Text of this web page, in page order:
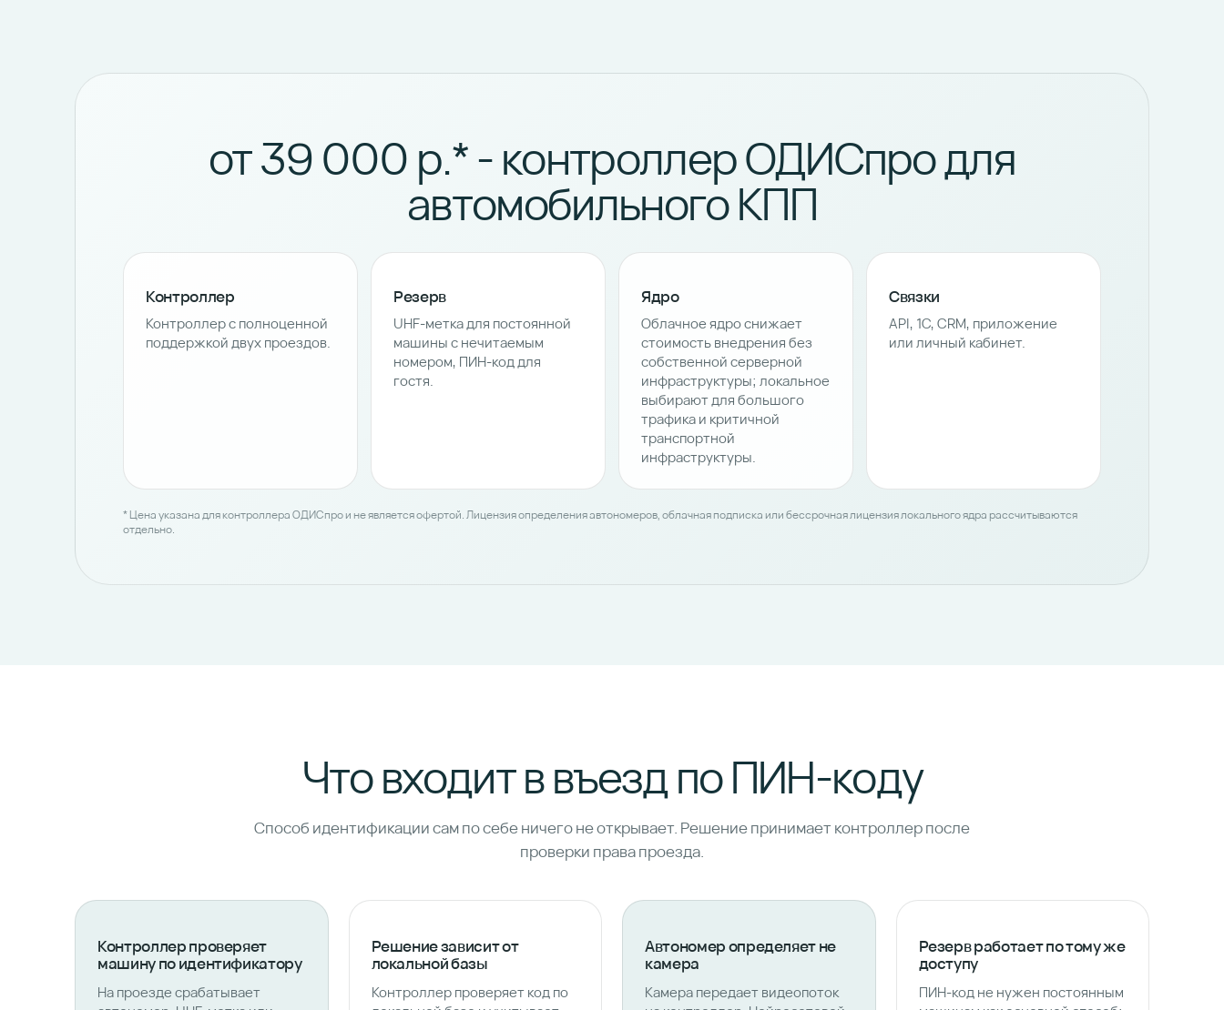
от 39 000 р.* - контроллер ОДИСпро для
автомобильного КПП
Контроллер
Контроллер с полноценной
поддержкой двух проездов.
Резерв
UHF-метка для постоянной
машины с нечитаемым
номером, ПИН-код для
гостя.
Ядро
Облачное ядро снижает
стоимость внедрения без
собственной серверной
инфраструктуры; локальное
выбирают для большого
трафика и критичной
транспортной
инфраструктуры.
Связки
API, 1С, CRM, приложение
или личный кабинет.
* Цена указана для контроллера ОДИСпро и не является офертой. Лицензия определения автономеров, облачная подписка или бессрочная лицензия локального ядра рассчитываются
отдельно.
Что входит в въезд по ПИН-коду
Способ идентификации сам по себе ничего не открывает. Решение принимает контроллер после
проверки права проезда.
Контроллер проверяет
машину по идентификатору
На проезде срабатывает
Решение зависит от
локальной базы
Контроллер проверяет код по
Автономер определяет не
камера
Камера передает видеопоток
Резерв работает по тому же
доступу
ПИН-код не нужен постоянным